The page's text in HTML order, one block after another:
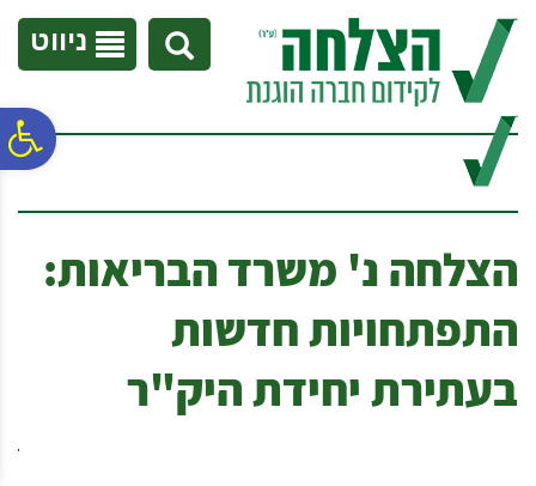
נגישות
אתר
המרכזי
ניווט
הצלחה נ' משרד הבריאות:
התפתחויות חדשות
בעתירת יחידת היק"ר